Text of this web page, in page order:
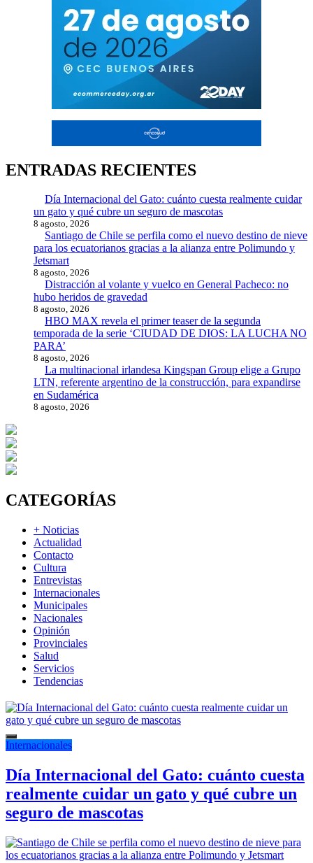
ENTRADAS RECIENTES
Día Internacional del Gato: cuánto cuesta realmente cuidar
un gato y qué cubre un seguro de mascotas
8 agosto, 2026
Santiago de Chile se perfila como el nuevo destino de nieve
para los ecuatorianos gracias a la alianza entre Polimundo y
Jetsmart
8 agosto, 2026
Distracción al volante y vuelco en General Pacheco: no
hubo heridos de gravedad
8 agosto, 2026
HBO MAX revela el primer teaser de la segunda
temporada de la serie ‘CIUDAD DE DIOS: LA LUCHA NO
PARA’
8 agosto, 2026
La multinacional irlandesa Kingspan Group elige a Grupo
LTN, referente argentino de la construcción, para expandirse
en Sudamérica
8 agosto, 2026
CATEGORÍAS
+ Noticias
Actualidad
Contacto
Cultura
Entrevistas
Internacionales
Municipales
Nacionales
Opinión
Provinciales
Salud
Servicios
Tendencias
Internacionales
Día Internacional del Gato: cuánto cuesta
realmente cuidar un gato y qué cubre un
seguro de mascotas